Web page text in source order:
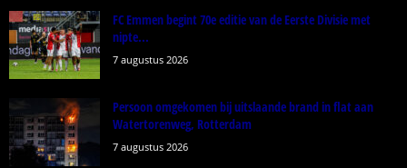
FC Emmen begint 70e editie van de Eerste Divisie met
nipte...
7 augustus 2026
Persoon omgekomen bij uitslaande brand in flat aan
Watertorenweg, Rotterdam
7 augustus 2026